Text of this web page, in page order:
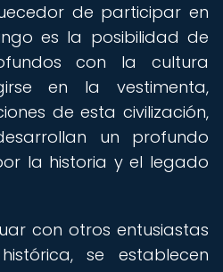
de participar en
es la posibilidad de
con la cultura
en la vestimenta,
de esta civilización,
un profundo
la historia y el legado
con otros entusiastas
se establecen